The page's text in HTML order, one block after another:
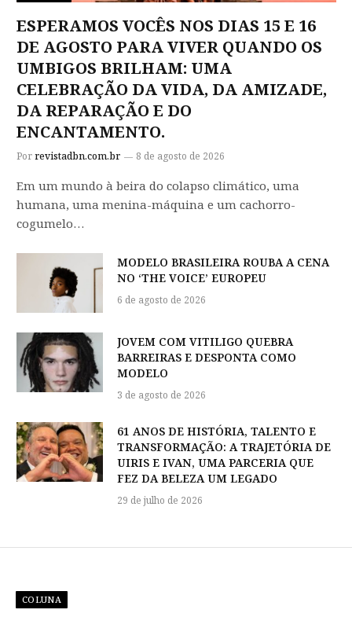
ESPERAMOS VOCÊS NOS DIAS 15 E 16
DE AGOSTO PARA VIVER QUANDO OS
UMBIGOS BRILHAM: UMA
CELEBRAÇÃO DA VIDA, DA AMIZADE,
DA REPARAÇÃO E DO
ENCANTAMENTO.
Porrevistadbn.com.br 8 de agosto de 2026
Em um mundo à beira do colapso climático, uma
humana, uma menina-máquina e um cachorro-
cogumelo…
MODELO BRASILEIRA ROUBA A CENA
NO ‘THE VOICE’ EUROPEU
6 de agosto de 2026
JOVEM COM VITILIGO QUEBRA
BARREIRAS E DESPONTA COMO
MODELO
3 de agosto de 2026
61 ANOS DE HISTÓRIA, TALENTO E
TRANSFORMAÇÃO: A TRAJETÓRIA DE
UIRIS E IVAN, UMA PARCERIA QUE
FEZ DA BELEZA UM LEGADO
29 de julho de 2026
COLUNA